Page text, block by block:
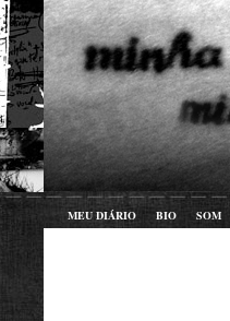
MEU DIÁRIO BIO SOM